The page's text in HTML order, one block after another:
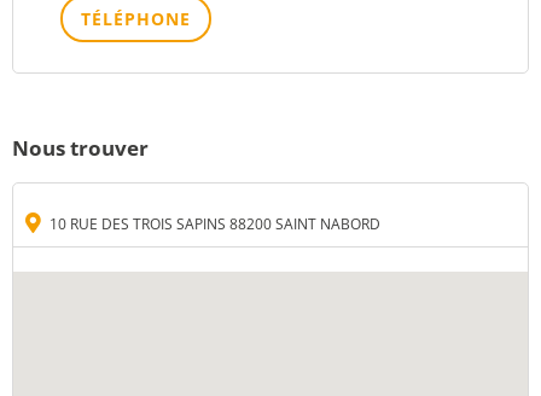
TÉLÉPHONE
Nous trouver
10 RUE DES TROIS SAPINS 88200 SAINT NABORD